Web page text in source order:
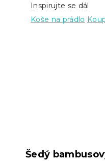
Inspirujte se dál
Koše na prádlo
Šedý